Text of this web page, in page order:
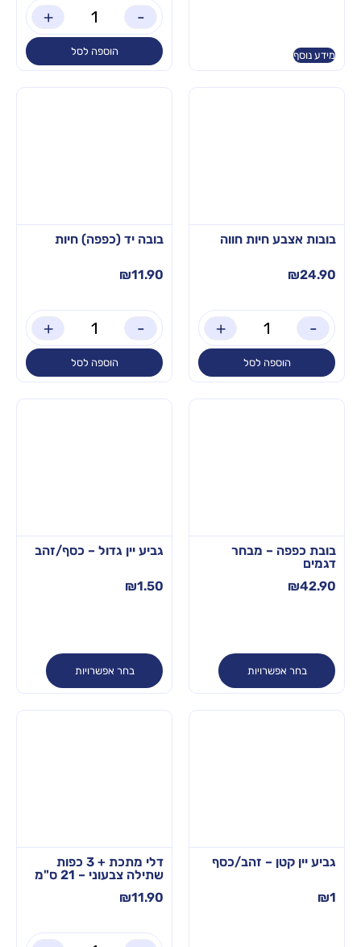
מידע נוסף
-
+
הוספה לסל
בובות אצבע חיות חווה
₪24.90
-
+
הוספה לסל
בובה יד (כפפה) חיות
₪11.90
-
+
הוספה לסל
בובת כפפה – מבחר
דגמים
₪42.90
בחר אפשרויות
גביע יין גדול – כסף/זהב
₪1.50
בחר אפשרויות
גביע יין קטן – זהב/כסף
₪1
דלי מתכת + 3 כפות
שתילה צבעוני – 21 ס"מ
₪11.90